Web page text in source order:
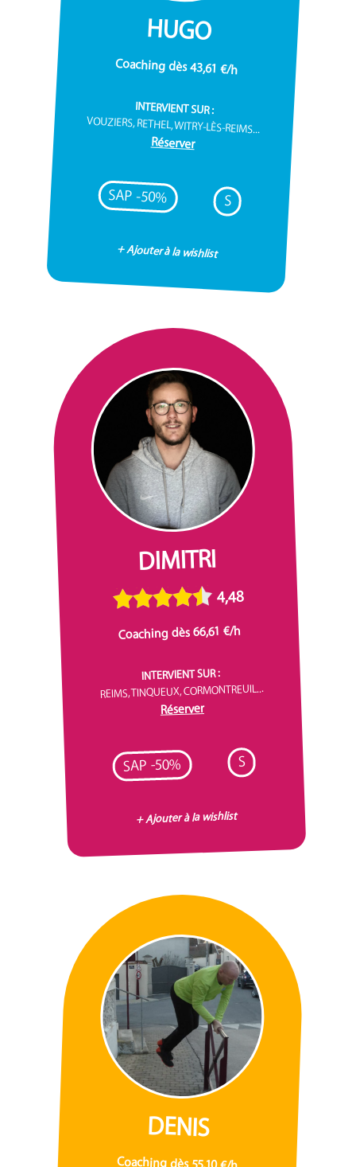
HUGO
Coaching dès 43,61 €/h
INTERVIENT SUR :
VOUZIERS, RETHEL, WITRY-LÈS-REIMS...
Réserver
SAP -50% S
+ Ajouter à la wishlist
DIMITRI
4,48
Coaching dès 66,61 €/h
INTERVIENT SUR :
REIMS, TINQUEUX, CORMONTREUIL...
Réserver
SAP -50% S
+ Ajouter à la wishlist
DENIS